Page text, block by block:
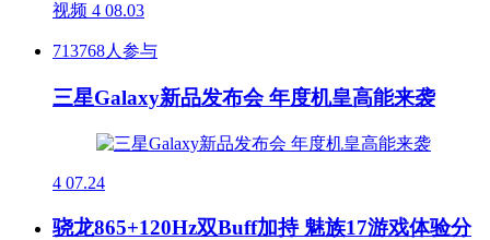
视频 4 08.03
713768人参与
三星Galaxy新品发布会 年度机皇高能来袭
4 07.24
骁龙865+120Hz双Buff加持 魅族17游戏体验分